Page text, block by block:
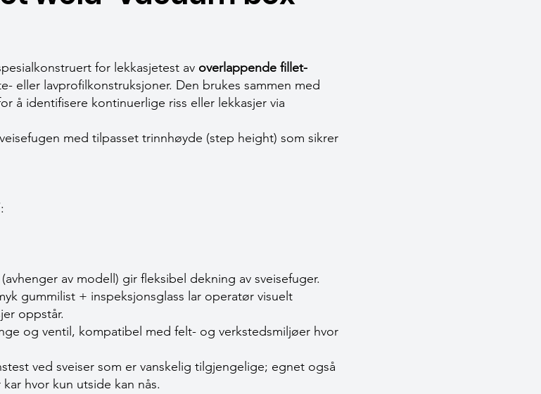
for lekkasjetest av overlappende fillet-
eller lavprofilkonstruksjoner. Den brukes sammen med
å identifisere kontinuerlige riss eller lekkasjer via
med tilpasset trinnhøyde (step height) som sikrer
:
av modell) gir fleksibel dekning av sveisefuger.
gummilist + inspeksjonsglass lar operatør visuelt
oppstår.
og ventil, kompatibel med felt- og verkstedsmiljøer hvor
ved sveiser som er vanskelig tilgjengelige; egnet også
hvor kun utside kan nås.